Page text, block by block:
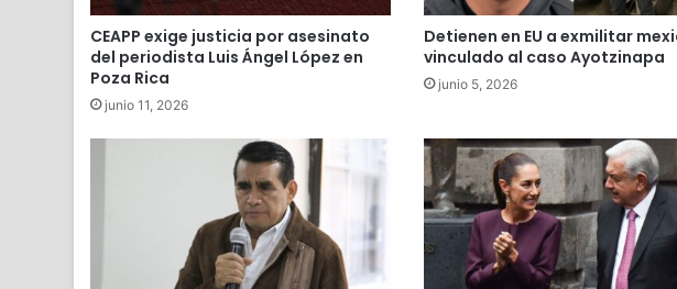
CEAPP exige justicia por asesinato
del periodista Luis Ángel López en
Poza Rica
junio 11, 2026
Detienen en EU a exmilitar
vinculado al caso Ayotzinapa
junio 5, 2026